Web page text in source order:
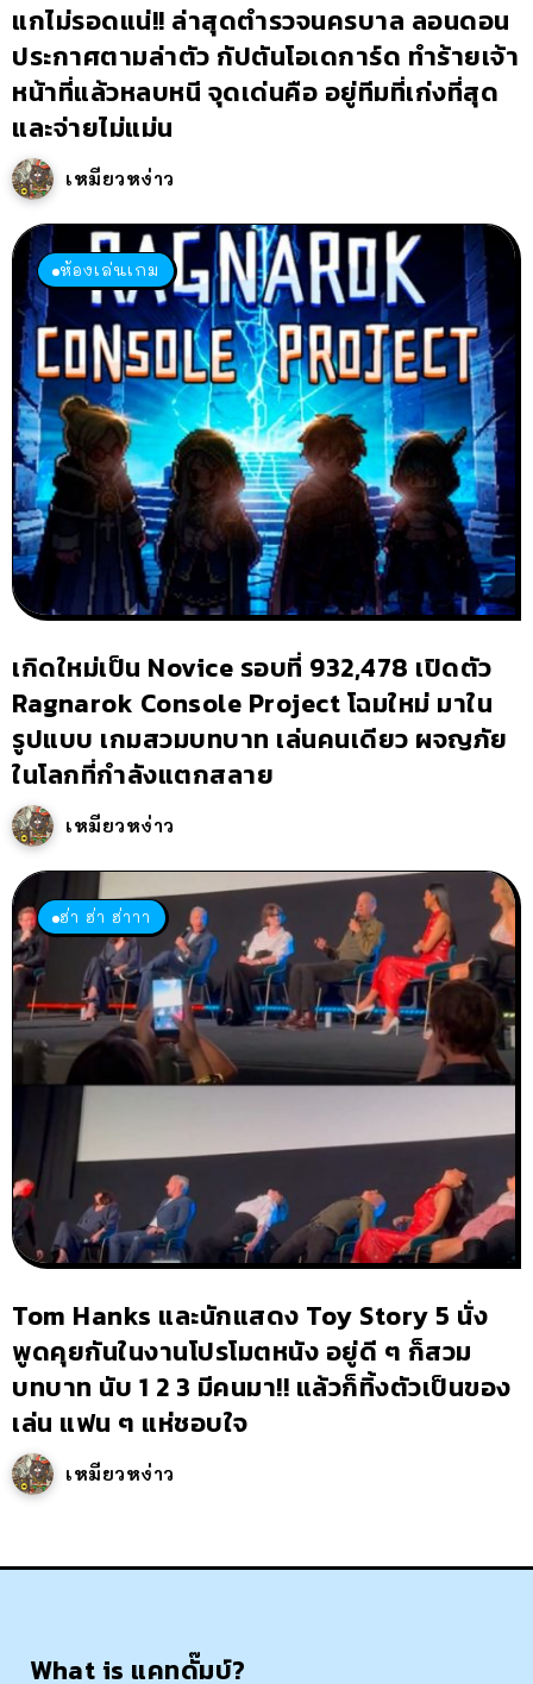
แกไม่รอดแน่!! ล่าสุดตำรวจนครบาล ลอนดอน
ประกาศตามล่าตัว กัปตันโอเดการ์ด ทำร้ายเจ้า
หน้าที่แล้วหลบหนี จุดเด่นคือ อยู่ทีมที่เก่งที่สุด
และจ่ายไม่แม่น
เหมียวหง่าว
ห้องเล่นเกม
เกิดใหม่เป็น Novice รอบที่ 932,478 เปิดตัว
Ragnarok Console Project โฉมใหม่ มาใน
รูปแบบ เกมสวมบทบาท เล่นคนเดียว ผจญภัย
ในโลกที่กำลังแตกสลาย
เหมียวหง่าว
ฮ่า ฮ่า ฮ่าาา
Tom Hanks และนักแสดง Toy Story 5 นั่ง
พูดคุยกันในงานโปรโมตหนัง อยู่ดี ๆ ก็สวม
บทบาท นับ 1 2 3 มีคนมา!! แล้วก็ทิ้งตัวเป็นของ
เล่น แฟน ๆ แห่ชอบใจ
เหมียวหง่าว
What is แคทดั๊มบ์?